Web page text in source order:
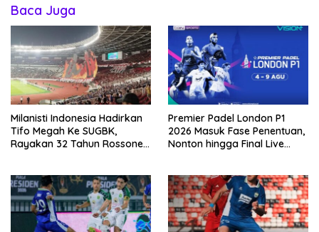
Baca Juga
Milanisti Indonesia Hadirkan
Tifo Megah Ke SUGBK,
Rayakan 32 Tahun Rossoneri
Premier Padel London P1
2026 Masuk Fase Penentuan,
Nonton hingga Final Live